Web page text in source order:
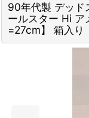
90年代製 デッド
ールスター Hi
=27cm】 箱入り